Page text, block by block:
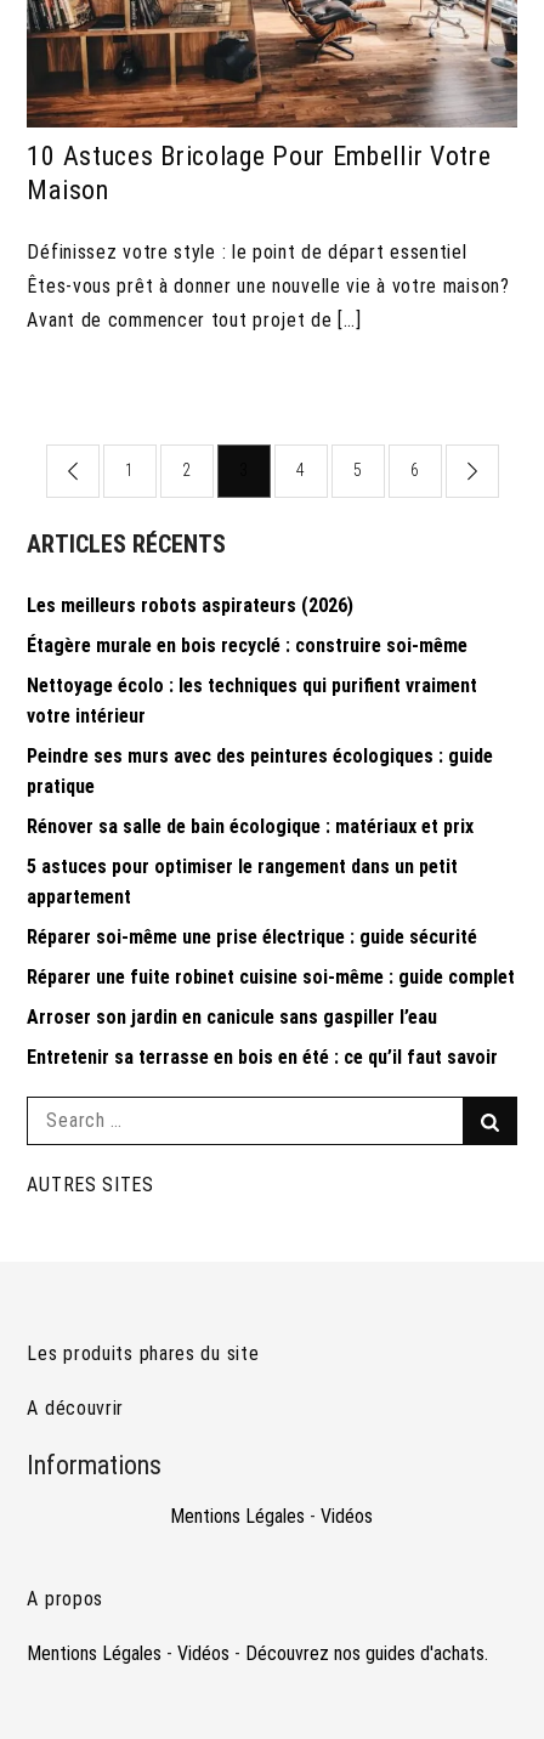
10 Astuces Bricolage Pour Embellir Votre
Maison
Définissez votre style : le point de départ essentiel
Êtes-vous prêt à donner une nouvelle vie à votre maison?
Avant de commencer tout projet de […]
Pagination
des
publications
1 2 4 5 6
ARTICLES RÉCENTS
Les meilleurs robots aspirateurs (2026)
Étagère murale en bois recyclé : construire soi-même
Nettoyage écolo : les techniques qui purifient vraiment
votre intérieur
Peindre ses murs avec des peintures écologiques : guide
pratique
Rénover sa salle de bain écologique : matériaux et prix
5 astuces pour optimiser le rangement dans un petit
appartement
Réparer soi-même une prise électrique : guide sécurité
Réparer une fuite robinet cuisine soi-même : guide complet
Arroser son jardin en canicule sans gaspiller l’eau
Entretenir sa terrasse en bois en été : ce qu’il faut savoir
Search
AUTRES SITES
Les produits phares du site
A découvrir
Informations
Mentions Légales -Vidéos
A propos
Mentions Légales -Vidéos - Découvrez nos guides d'achats.